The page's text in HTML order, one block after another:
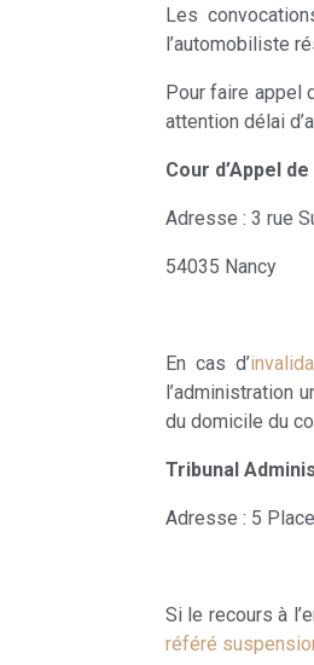
Les
l’automobiliste
Pour faire appel
attention délai
Cour d’Appel de
Adresse : 3 rue
54035 Nancy
En cas d’
l’administration
du domicile du
Tribunal
Adresse : 5
Si le recours à
référé